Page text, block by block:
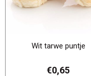
Wit tarwe puntje
€0,65